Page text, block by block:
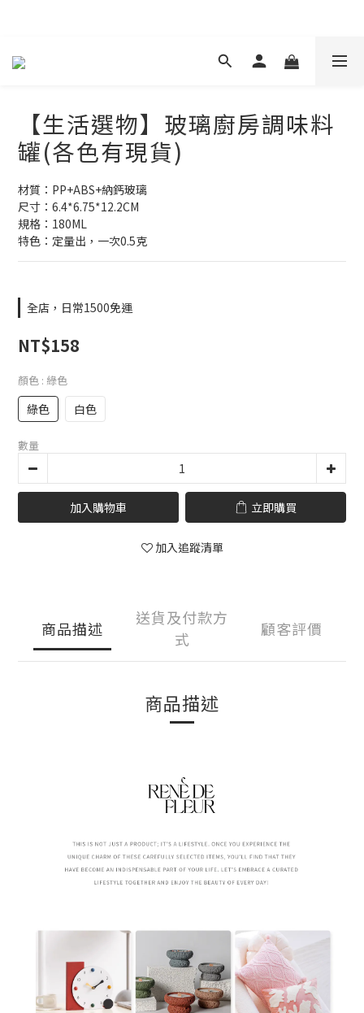
【生活選物】玻璃廚房調味料
罐(各色有現貨)
材質：PP+ABS+納鈣玻璃
尺寸：6.4*6.75*12.2CM
規格：180ML
特色：定量出，一次0.5克
全店，日常1500免運
NT$158
顏色 : 綠色
綠色 白色
數量
加入購物車 立即購買
加入追蹤清單
商品描述
送貨及付款方
式
顧客評價
商品描述